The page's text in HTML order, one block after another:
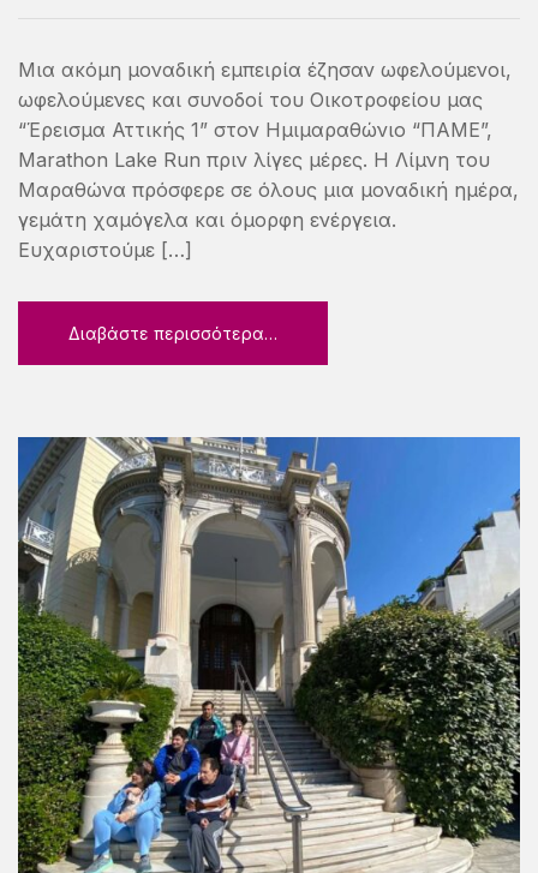
Μια ακόμη μοναδική εμπειρία έζησαν ωφελούμενοι,
ωφελούμενες και συνοδοί του Οικοτροφείου μας
“Έρεισμα Αττικής 1” στον Ημιμαραθώνιο “ΠΑΜΕ”,
Marathon Lake Run πριν λίγες μέρες. Η Λίμνη του
Μαραθώνα πρόσφερε σε όλους μια μοναδική ημέρα,
γεμάτη χαμόγελα και όμορφη ενέργεια.
Ευχαριστούμε […]
Διαβάστε περισσότερα…